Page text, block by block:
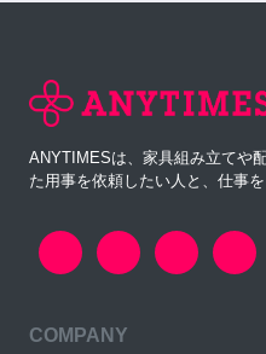
ANYTIMESは、家具組み立てや
た用事を依頼したい人と、仕事
COMPANY